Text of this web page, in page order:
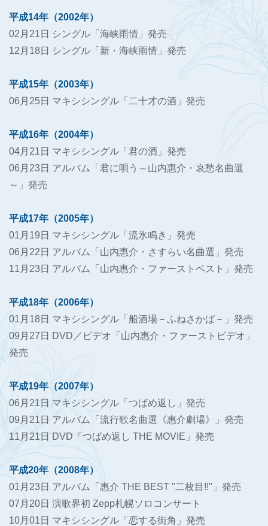
平成14年（2002年）
02月21日 シングル「海峡雨情」発売
12月18日 シングル「新・海峡雨情」発売
平成15年（2003年）
06月25日 マキシシングル「二十才の酒」発売
平成16年（2004年）
04月21日 マキシシングル「君の酒」発売
06月23日 アルバム「君に唄う～山内惠介・哀愁名曲選
～」発売
平成17年（2005年）
01月19日 マキシシングル「流氷鳴き」発売
06月22日 アルバム「山内惠介・さすらい名曲選」発売
11月23日 アルバム「山内惠介・ファーストベスト」発売
平成18年（2006年）
01月18日 マキシシングル「船酒場－ふねさかば－」発売
09月27日 DVD／ビデオ「山内惠介・ファーストビデオ」
発売
平成19年（2007年）
06月21日 マキシシングル「つばめ返し」発売
09月21日 アルバム「流行歌名曲選《惠介劇場》」発売
11月21日 DVD「つばめ返し THE MOVIE」発売
平成20年（2008年）
01月23日 アルバム「惠介 THE BEST "二枚目!!"」発売
07月20日 演歌界初 Zepp札幌ソロコンサート
10月01日 マキシシングル「恋する街角」発売